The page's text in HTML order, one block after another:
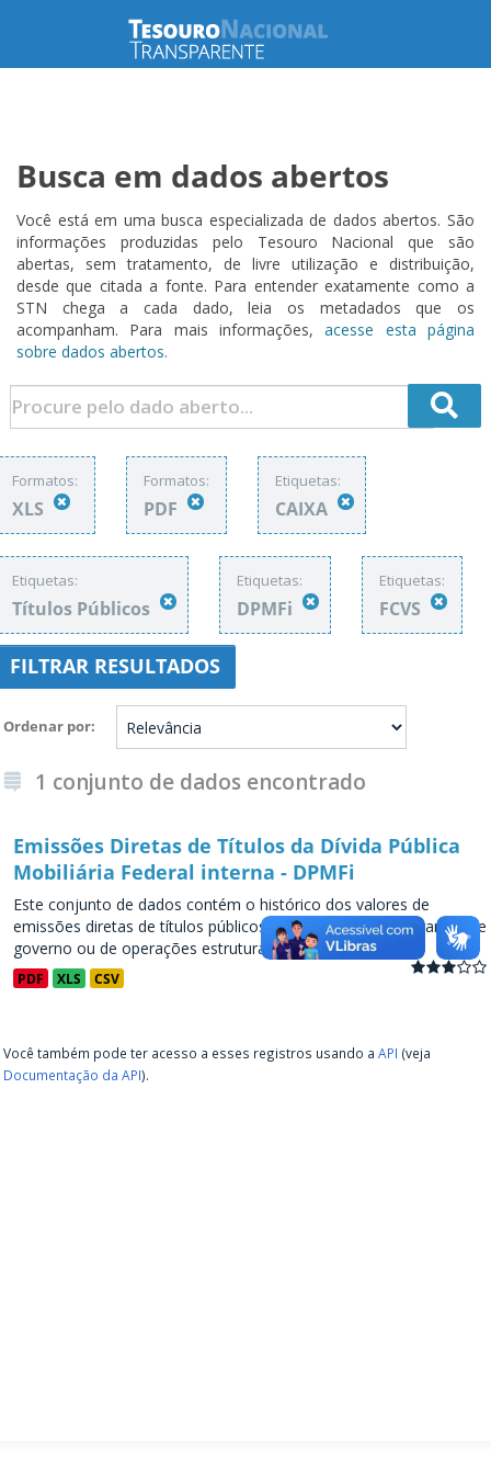
Busca em dados abertos
Você está em uma busca especializada de dados abertos. São
informações produzidas pelo Tesouro Nacional que são
abertas, sem tratamento, de livre utilização e distribuição,
desde que citada a fonte. Para entender exatamente como a
STN chega a cada dado, leia os metadados que os
acompanham. Para mais informações,acesse esta página
sobre dados abertos.
Formatos:
XLS
Formatos:
PDF
Etiquetas:
CAIXA
Etiquetas:
Títulos Públicos
Etiquetas:
DPMFi
Etiquetas:
FCVS
FILTRAR RESULTADOS
Ordenar por
1 conjunto de dados encontrado
Emissões Diretas de Títulos da Dívida Pública
Mobiliária Federal interna - DPMFi
Este conjunto de dados contém o histórico dos valores de
emissões diretas de títulos públicos, decorrentes de programas de
governo ou de operações estruturadas, a partir de...
PDF XLS CSV
Você também pode ter acesso a esses registros usando a API (veja
Documentação da API).